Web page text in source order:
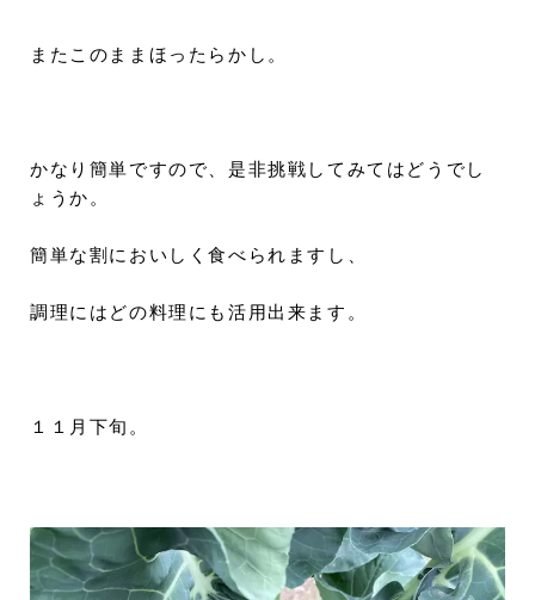
またこのままほったらかし。
かなり簡単ですので、是非挑戦してみてはどうでし
ょうか。
簡単な割においしく食べられますし、
調理にはどの料理にも活用出来ます。
１１月下旬。